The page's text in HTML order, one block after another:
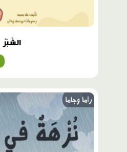
الشِّبْرُ
محتوى
مميّز